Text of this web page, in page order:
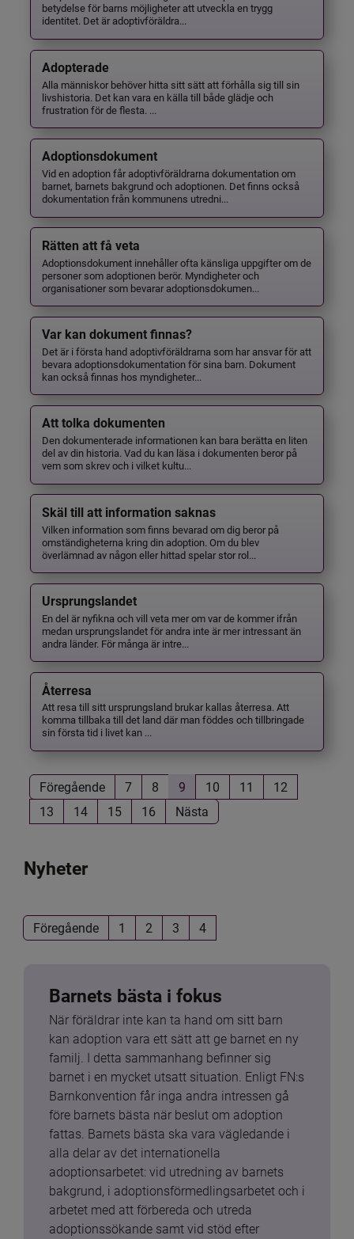
betydelse för barns möjligheter att utveckla en trygg
identitet. Det är adoptivföräldra...
Adopterade
Alla människor behöver hitta sitt sätt att förhålla sig till sin
livshistoria. Det kan vara en källa till både glädje och
frustration för de flesta. ...
Adoptionsdokument
Vid en adoption får adoptivföräldrarna dokumentation om
barnet, barnets bakgrund och adoptionen. Det finns också
dokumentation från kommunens utredni...
Rätten att få veta
Adoptionsdokument innehåller ofta känsliga uppgifter om de
personer som adoptionen berör. Myndigheter och
organisationer som bevarar adoptionsdokumen...
Var kan dokument finnas?
Det är i första hand adoptivföräldrarna som har ansvar för att
bevara adoptionsdokumentation för sina barn. Dokument
kan också finnas hos myndigheter...
Att tolka dokumenten
Den dokumenterade informationen kan bara berätta en liten
del av din historia. Vad du kan läsa i dokumenten beror på
vem som skrev och i vilket kultu...
Skäl till att information saknas
Vilken information som finns bevarad om dig beror på
omständigheterna kring din adoption. Om du blev
överlämnad av någon eller hittad spelar stor rol...
Ursprungslandet
En del är nyfikna och vill veta mer om var de kommer ifrån
medan ursprungslandet för andra inte är mer intressant än
andra länder. För många är intre...
Återresa
Att resa till sitt ursprungsland brukar kallas återresa. Att
komma tillbaka till det land där man föddes och tillbringade
sin första tid i livet kan ...
Föregående 7 8 9 10 11
12
13
14 15 16 Nästa
Nyheter
Föregående 1 2 3 4
Barnets bästa i fokus
När föräldrar inte kan ta hand om sitt barn
kan adoption vara ett sätt att ge barnet en ny
familj. I detta sammanhang befinner sig
barnet i en mycket utsatt situation. Enligt FN:s
Barnkonvention får inga andra intressen gå
före barnets bästa när beslut om adoption
fattas. Barnets bästa ska vara vägledande i
alla delar av det internationella
adoptionsarbetet: vid utredning av barnets
bakgrund, i adoptionsförmedlingsarbetet och i
arbetet med att förbereda och utreda
adoptionssökande samt vid stöd efter